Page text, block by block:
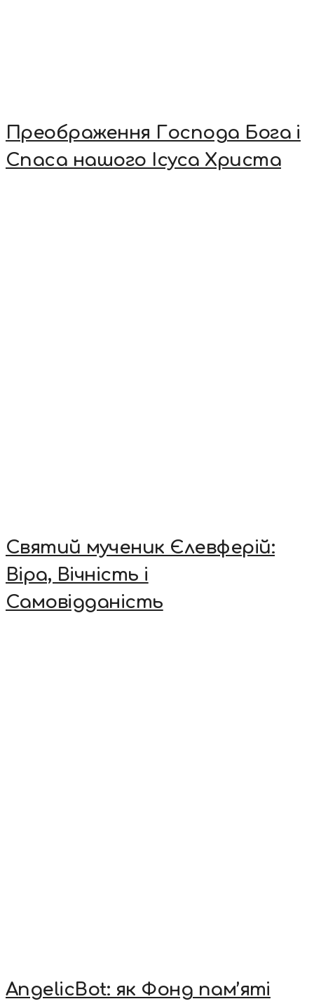
Преображення Господа Бога і
Спаса нашого Ісуса Христа
Святий мученик Єлевферій:
Віра, Вічність і
Самовідданість
AngelicBot: як Фонд пам’яті